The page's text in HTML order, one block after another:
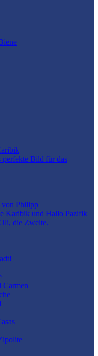
perfekte Bild für das
von Philipp
Karibik und Hallo Pazifik
die Zweite.
Carmen